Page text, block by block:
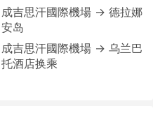
成吉思汗國際機場 → 德拉娜
安岛
成吉思汗國際機場 → 乌兰巴
托酒店换乘